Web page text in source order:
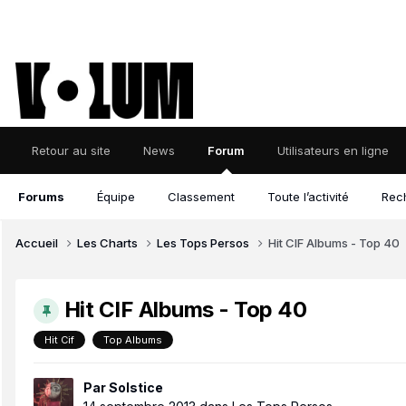
Retour au site News Forum
Forums Équipe Classement Toute l’activité
Utilisateurs en ligne
Accueil Les Charts Les Tops Persos Hit CIF Albums - Top 40
Hit CIF Albums - Top 40
Hit Cif Top Albums
ParSolstice